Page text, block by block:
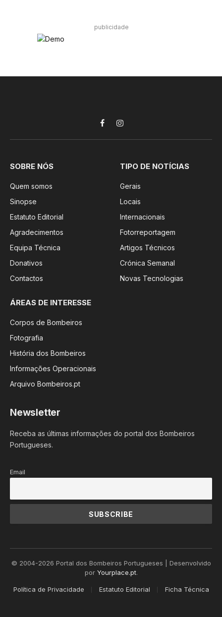
publicidade
FacebookInstagram
SOBRE NÓS
Quem somos
Sinopse
Estatuto Editorial
Agradecimentos
Equipa Técnica
Donativos
Contactos
TIPO DE NOTÍCIAS
Gerais
Locais
Internacionais
Fotorreportagem
Artigos Técnicos
Crónica Semanal
Novas Tecnologias
ÁREAS DE INTERESSE
Corpos de Bombeiros
Fotografia
História dos Bombeiros
Informações Operacionais
Arquivo Bombeiros.pt
Newsletter
Receba as últimas informações do portal dos Bombeiros
Portugueses.
Email
© 2004-2026 Portal dos Bombeiros Portugueses | Desenvolvido
por Yourplace.pt.
Política de Privacidade Estatuto Editorial Ficha Técnica